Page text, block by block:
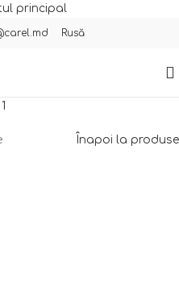
principal
Rusă
Înapoi la produse